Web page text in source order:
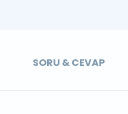
SORU & CEVAP